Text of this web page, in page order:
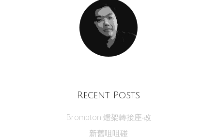
Recent Posts
Brompton 燈架轉接座‧改
新舊咀咀碰